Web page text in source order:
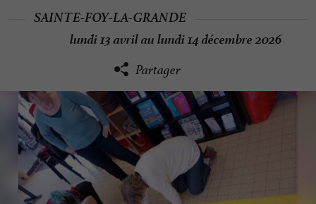
SAINTE-FOY-LA-GRANDE
lundi 13 avril au lundi 14 décembre 2026
Partager